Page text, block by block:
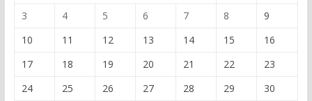
3
4 5 6 7 8
9
10
11 12 13 14 15
16
17
18 19 20 21 22
23
24
25 26 27 28 29
30